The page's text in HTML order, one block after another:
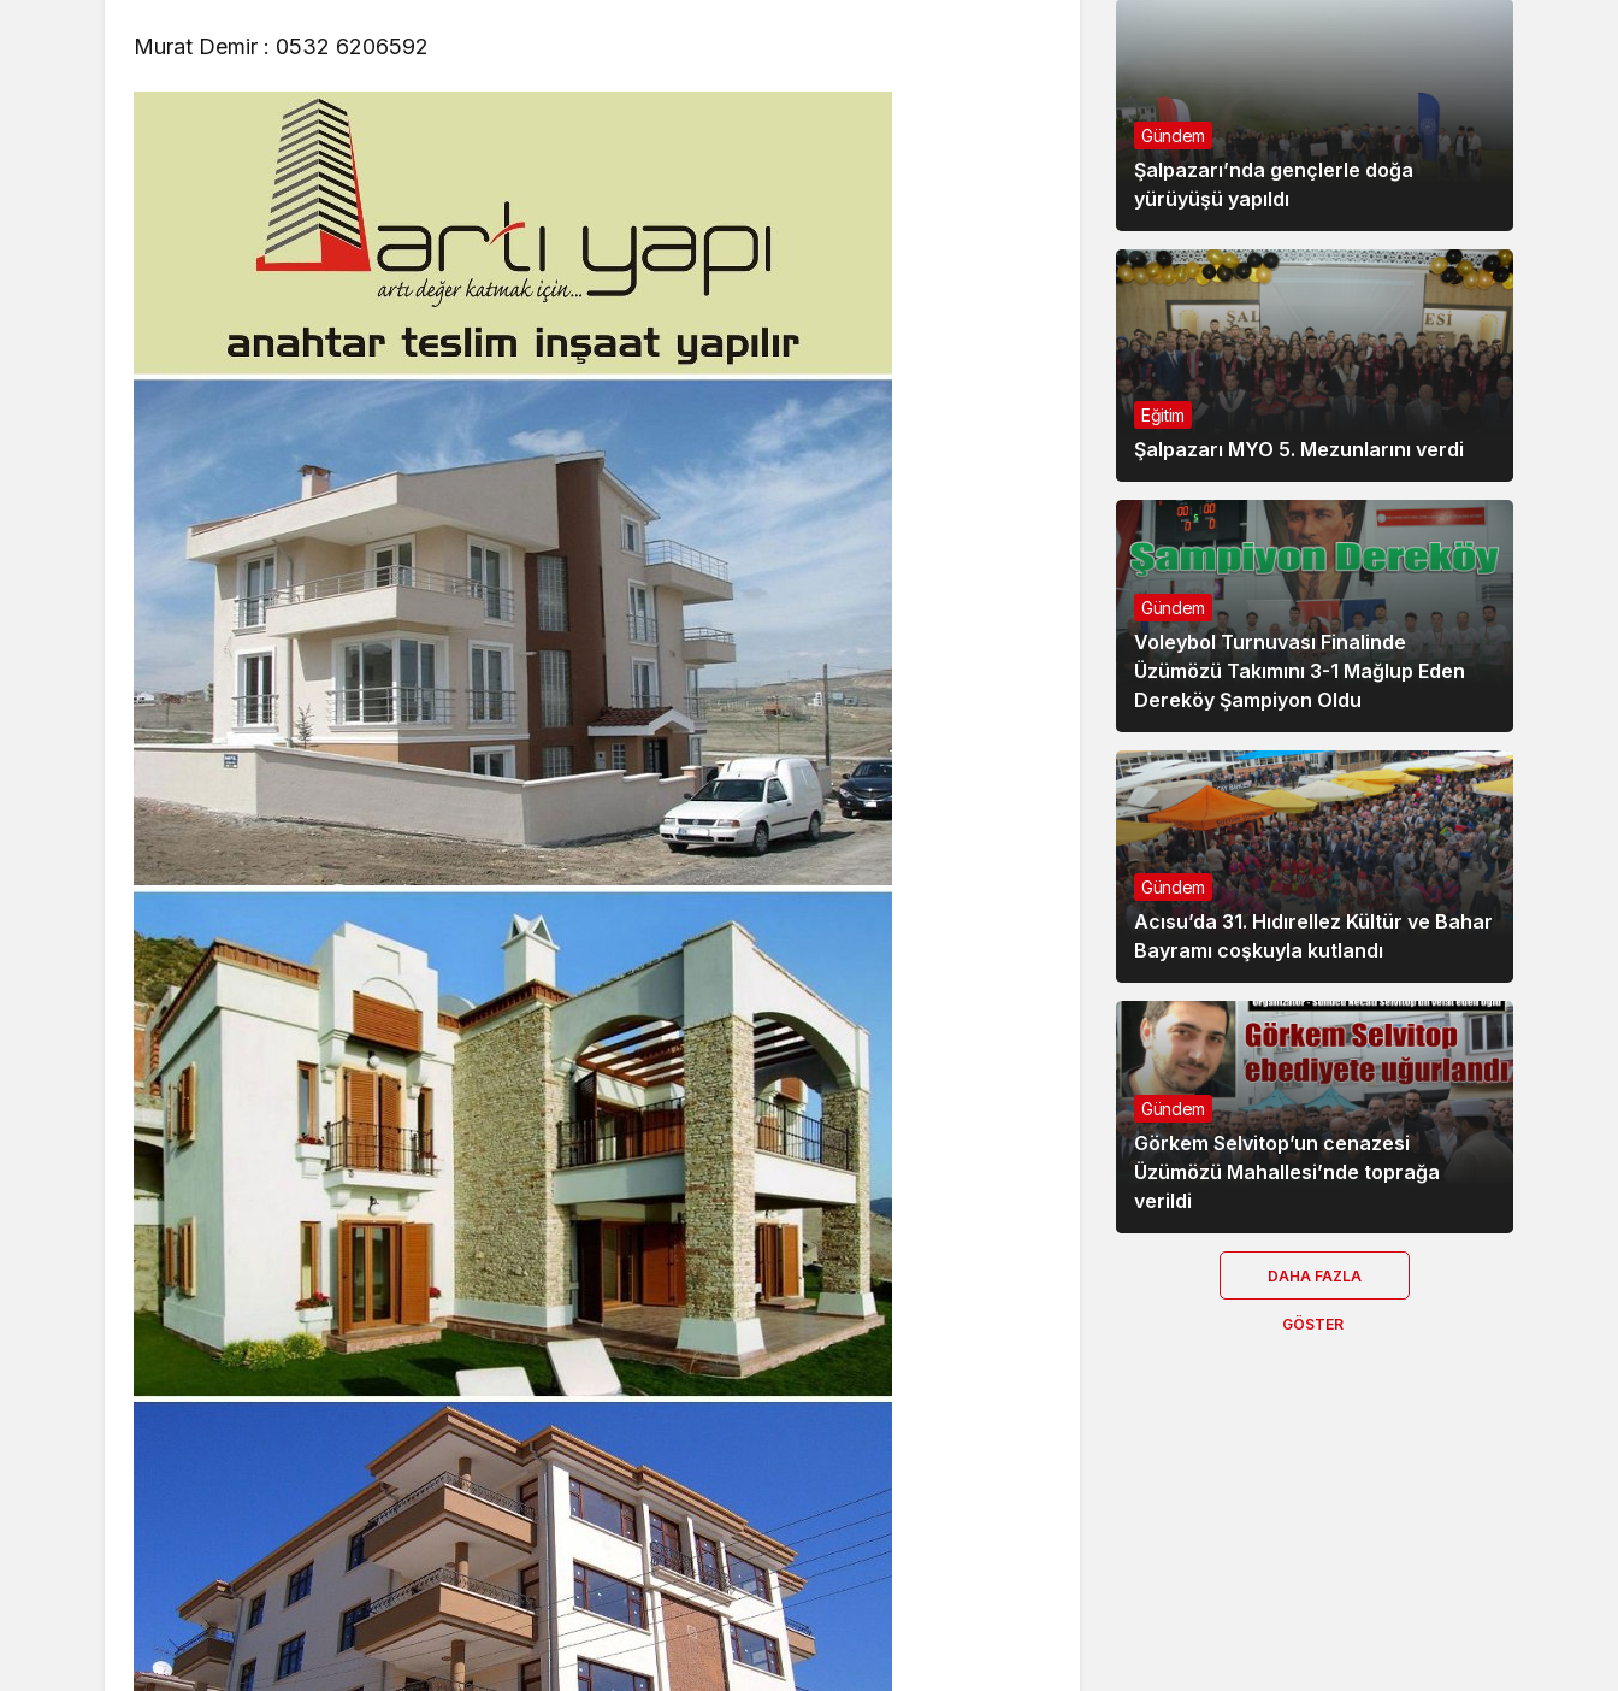
Murat Demir : 0532 6206592
Gündem
Şalpazarı’nda gençlerle doğa
yürüyüşü yapıldı
Eğitim
Şalpazarı MYO 5. Mezunlarını verdi
Gündem
Voleybol Turnuvası Finalinde
Üzümözü Takımını 3-1 Mağlup Eden
Dereköy Şampiyon Oldu
Gündem
Acısu’da 31. Hıdırellez Kültür ve Bahar
Bayramı coşkuyla kutlandı
Gündem
Görkem Selvitop’un cenazesi
Üzümözü Mahallesi’nde toprağa
verildi
DAHA FAZLA
GÖSTER